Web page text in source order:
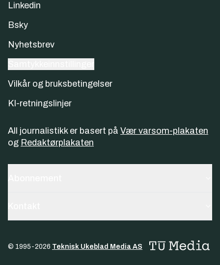
Linkedin
Bsky
Nyhetsbrev
Vilkår og bruksbetingelser
KI-retningslinjer
All journalistikk er basert på Vær varsom-plakaten
og Redaktørplakaten
© 1995-2026 Teknisk Ukeblad Media AS